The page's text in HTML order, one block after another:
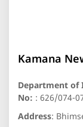
Kamana
Department of
No: : 626/074-
Address: